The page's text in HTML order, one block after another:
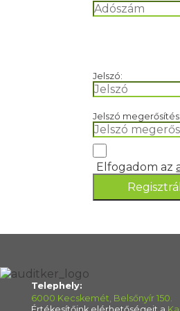
Jelszó:
Jelszó megerősítés:
Elfogadom az
Telephely:
6000 Kecskemét, Belsőnyír 150.